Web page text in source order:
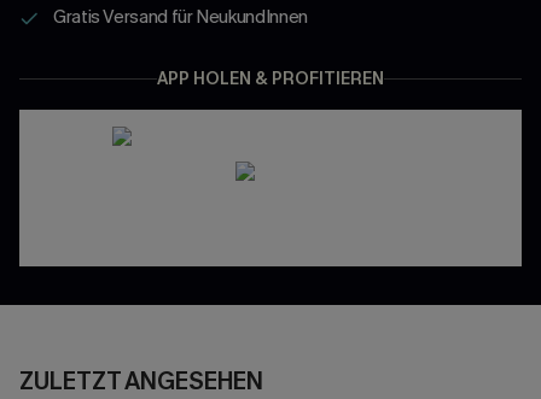
Gratis Versand für NeukundInnen
APP HOLEN & PROFITIEREN
ZULETZT ANGESEHEN